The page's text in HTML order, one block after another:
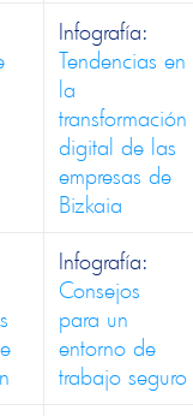
Infografía:
Tendencias en
la
transformación
digital de las
empresas de
Bizkaia
Infografía:
Consejos
para un
entorno de
trabajo seguro